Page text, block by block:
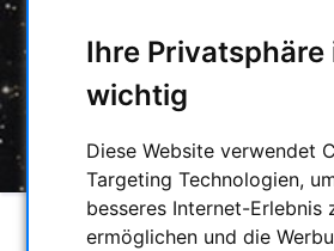
Ihre Privatsphäre
wichtig
Diese Website verwendet
Targeting Technologien,
besseres Internet-Erlebnis
ermöglichen und die
HOME / MONTIERUNGEN
PRISMENSCHIENEN & -